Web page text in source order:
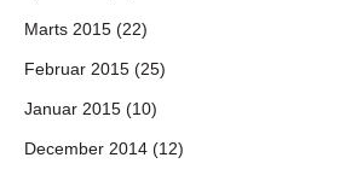
Marts 2015 (22)
Februar 2015 (25)
Januar 2015 (10)
December 2014 (12)